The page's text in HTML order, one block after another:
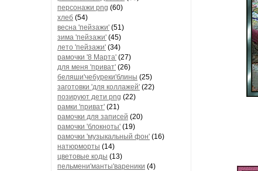
персонажи png (60)
хлеб (54)
весна 'пейзажи' (51)
зима 'пейзажи' (45)
лето 'пейзажи' (34)
рамочки '8 Марта' (27)
для меня 'приват' (26)
беляши'чебуреки'блины (25)
заготовки 'для коллажей' (22)
позируют дети png (22)
рамки 'приват' (21)
рамочки для записей (20)
рамочки 'блокноты' (19)
рамочки 'музыкальный фон' (16)
натюрморты (14)
цветовые коды (13)
пельмени'манты'вареники (4)